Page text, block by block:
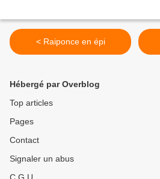
< Raiponce en épi
Hébergé par Overblog
Top articles
Pages
Contact
Signaler un abus